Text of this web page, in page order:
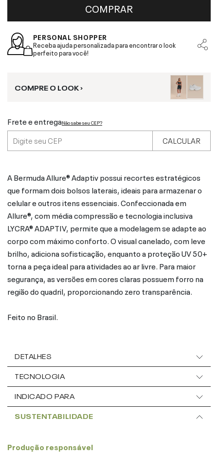
COMPRAR
PERSONAL SHOPPER
Receba ajuda personalizada para encontrar o look
perfeito para você!
COMPRE O LOOK ›
Frete e entregaNão sabe seu CEP?
CALCULAR
A Bermuda Allure® Adaptiv possui recortes estratégicos
que formam dois bolsos laterais, ideais para armazenar o
celular e outros itens essenciais. Confeccionada em
Allure®, com média compressão e tecnologia inclusiva
LYCRA® ADAPTIV, permite que a modelagem se adapte ao
corpo com máximo conforto. O visual canelado, com leve
brilho, adiciona sofisticação, enquanto a proteção UV 50+
torna a peça ideal para atividades ao ar livre. Para maior
segurança, as versões em cores claras possuem forro na
região do quadril, proporcionando zero transparência.
Feito no Brasil.
DETALHES
TECNOLOGIA
INDICADO PARA
SUSTENTABILIDADE
Produção responsável